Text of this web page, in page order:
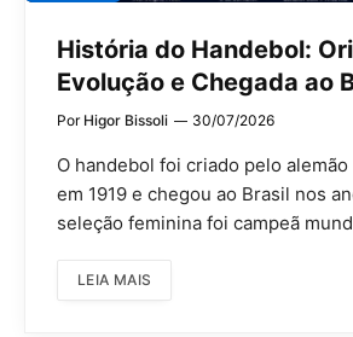
História do Handebol:
Evolução e Chegada ao
Por Higor Bissoli 30/07/2026
O handebol foi criado pelo
em 1919 e chegou ao Brasil nos
seleção feminina foi campeã
LEIA MAIS